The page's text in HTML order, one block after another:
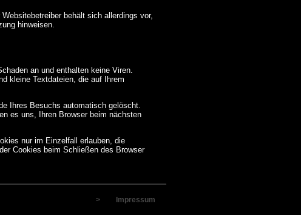
behält sich allerdings vor,
hinweisen.
an und enthalten keine Viren.
kleine Textdateien, die auf Ihrem
Ihres Besuchs automatisch gelöscht.
es uns, Ihren Browser beim nächsten
nur im Einzelfall erlauben, die
Cookies beim Schließen des Browser
Impressum
>